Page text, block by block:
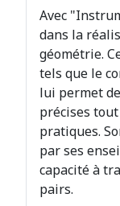
Avec
dans la
géométrie.
tels que le
lui permet
précises
pratiques.
par ses
capacité à
pairs.